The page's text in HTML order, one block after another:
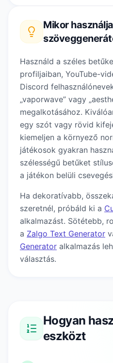
Mikor használja
Használd a széles
profiljaiban, YouTube-
Discord
„vaporwave” vagy
megalkotásához.
egy szót vagy rövid
kiemeljen a környező
játékosok gyakran
szélességű betűket
a játékon belüli
Ha dekoratívabb,
szeretnél, próbáld ki a
alkalmazást. Sötétebb,
a Zalgo Text Generator
Generator alkalmazás
választás.
Hogyan
eszközt